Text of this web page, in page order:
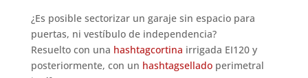
¿Es posible sectorizar un garaje sin espacio para
puertas, ni vestíbulo de independencia?
Resuelto con una hashtagcortina irrigada EI120 y
posteriormente, con un hashtagsellado perimetral